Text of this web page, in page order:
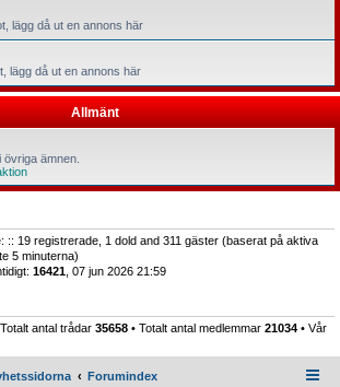
lägg då ut en annons här
lägg då ut en annons här
Allmänt
ämnen.
:: 19 registrerade, 1 dold and 311 gäster (baserat på aktiva
5 minuterna)
16421 , 07 jun 2026 21:59
Totalt antal trådar 35658 • Totalt antal medlemmar 21034 • Vår
Forumindex